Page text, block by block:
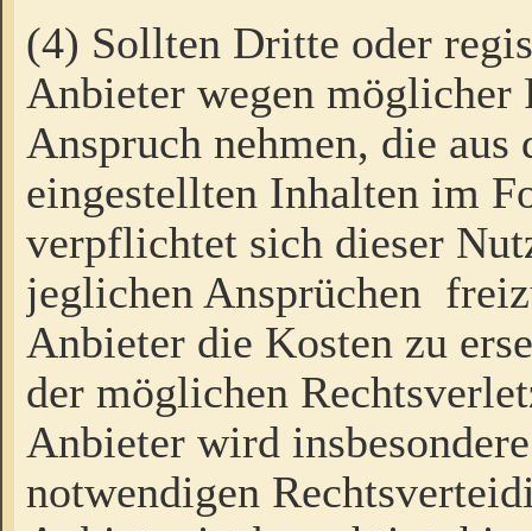
(4) Sollten Dritte oder
Anbieter wegen möglicher
Anspruch nehmen, die
eingestellten Inhalten im
verpflichtet sich dieser
jeglichen Ansprüchen
Anbieter die Kosten zu
der möglichen
Anbieter wird
notwendigen